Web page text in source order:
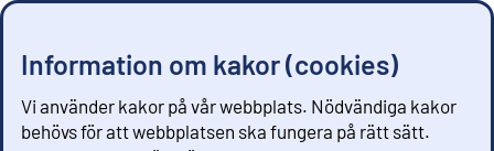
Information om kakor (cookies)
Vi använder kakor på vår webbplats. Nödvändiga kakor
behövs för att webbplatsen ska fungera på rätt sätt.